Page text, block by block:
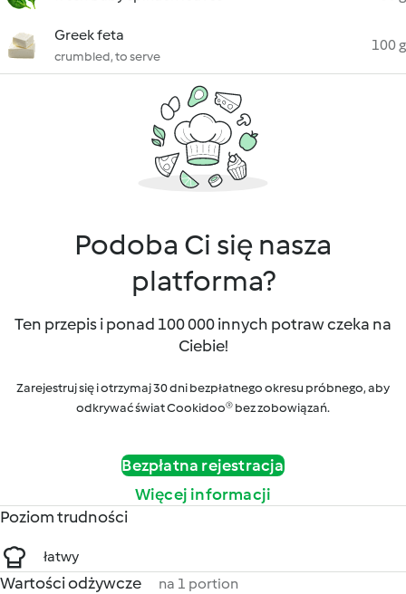
Greek feta
crumbled, to serve
100 g
Podoba Ci się nasza
platforma?
Ten przepis i ponad 100 000 innych potraw czeka na
Ciebie!
Zarejestruj się i otrzymaj 30 dni bezpłatnego okresu próbnego, aby
odkrywać świat Cookidoo® bez zobowiązań.
Bezpłatna rejestracja
Więcej informacji
Poziom trudności
łatwy
Wartości odżywcze na 1 portion